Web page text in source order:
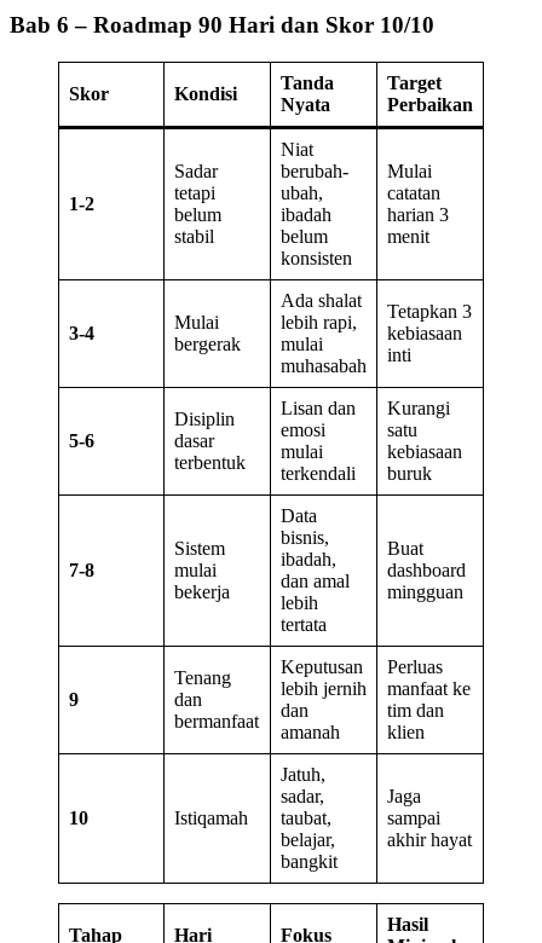
Bab 6 – Roadmap 90 Hari dan Skor 10/10
Skor Kondisi
Tanda
Nyata
Target
Perbaikan
1-2
Sadar
tetapi
belum
stabil
Niat
berubah-
ubah,
ibadah
belum
konsisten
Mulai
catatan
harian 3
menit
3-4
Mulai
bergerak
Ada shalat
lebih rapi,
mulai
muhasabah
Tetapkan 3
kebiasaan
inti
5-6
Disiplin
dasar
terbentuk
Lisan dan
emosi
mulai
terkendali
Kurangi
satu
kebiasaan
buruk
7-8
Sistem
mulai
bekerja
Data
bisnis,
ibadah,
dan amal
lebih
tertata
Buat
dashboard
mingguan
9
Tenang
dan
bermanfaat
Keputusan
lebih jernih
dan
amanah
Perluas
manfaat ke
tim dan
klien
10 Istiqamah
Jatuh,
sadar,
taubat,
belajar,
bangkit
Jaga
sampai
akhir hayat
Tahap Hari Fokus
Hasil